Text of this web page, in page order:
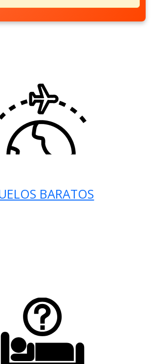
BARATOS